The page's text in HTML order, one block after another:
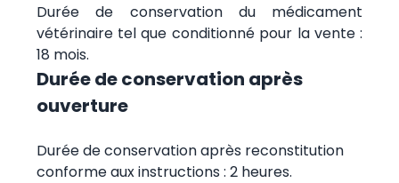
Durée de conservation du médicament
vétérinaire tel que conditionné pour la vente :
18 mois.
Durée de conservation après
ouverture
Durée de conservation après reconstitution
conforme aux instructions : 2 heures.